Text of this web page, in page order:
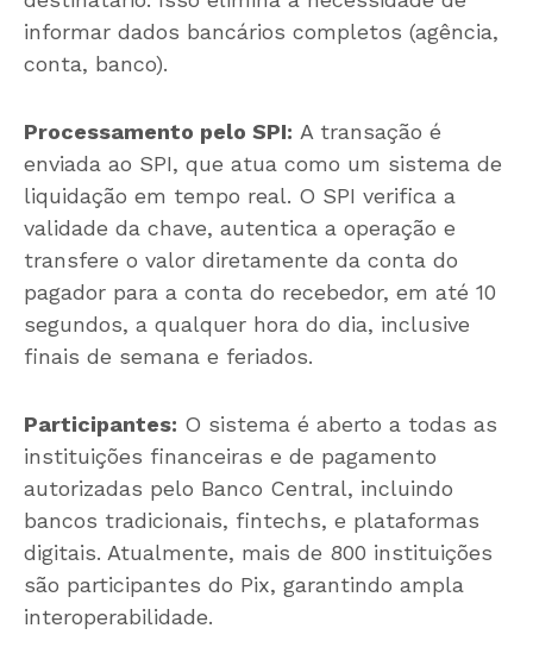
informar dados bancários completos (agência,
conta, banco).
Processamento pelo SPI: A transação é
enviada ao SPI, que atua como um sistema de
liquidação em tempo real. O SPI verifica a
validade da chave, autentica a operação e
transfere o valor diretamente da conta do
pagador para a conta do recebedor, em até 10
segundos, a qualquer hora do dia, inclusive
finais de semana e feriados.
Participantes: O sistema é aberto a todas as
instituições financeiras e de pagamento
autorizadas pelo Banco Central, incluindo
bancos tradicionais, fintechs, e plataformas
digitais. Atualmente, mais de 800 instituições
são participantes do Pix, garantindo ampla
interoperabilidade.